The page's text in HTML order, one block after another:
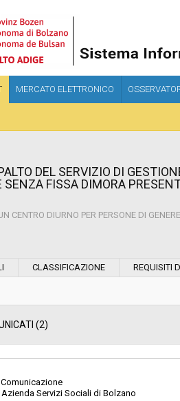
MERCATO ELETTRONICO
DEL SERVIZIO DI
SENZA FISSA DIMORA
CENTRO DIURNO PER PERSONE DI
Procedura aperta
€ 6.092.831,75
CLASSIFICAZIONE REQUISITI
(2)
Azienda Servizi Sociali di Bolzano